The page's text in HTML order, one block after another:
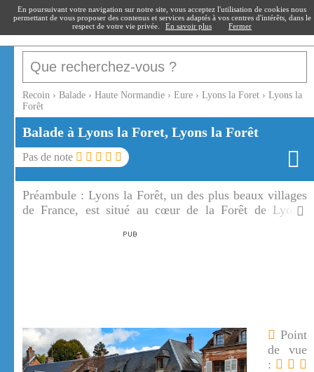
recoin.fr
Recoin › Balade › Haute Normandie › Eure › Lyons la Foret › Lyons la
Forêt
Balade à Lyons la Foret, Lyons la Forêt
Pas de note
Préambule : Lyons la Forêt, un des plus beaux villages
de France, est situé au cœur de la Forêt de Lyons.
château aujourd'hui disparu.
Point
de vue
:
En poursuivant votre navigation sur notre site, vous acceptez l'utilisation de cookies nous
permettant de vous proposer des contenus et services adaptés à vos centres d'intérêts, dans le
respect de votre vie privée.
En savoir plus Fermer